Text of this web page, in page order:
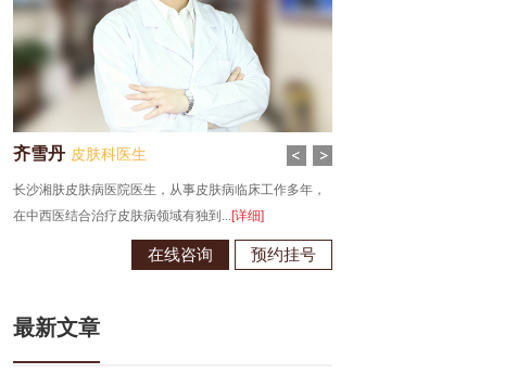
齐雪丹 皮肤科医生
长沙湘肤皮肤病医院医生，从事皮肤病临床工作多年，
在中西医结合治疗皮肤病领域有独到...[详细]
在线咨询 预约挂号
最新文章